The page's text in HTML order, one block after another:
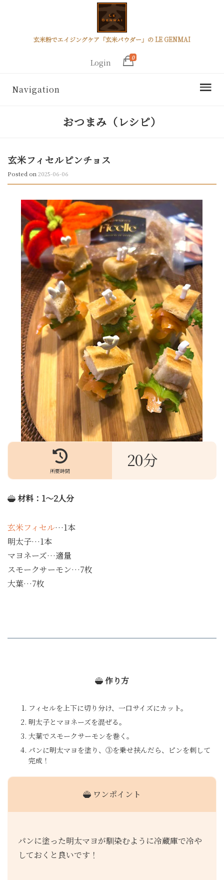
玄米粉でエイジングケア「玄米パウダー」の LE GENMAI
Login
0
Navigation
おつまみ（レシピ）
玄米フィセルピンチョス
Posted on2025-06-06
所要時間
20分
材料 ：1～2人分
玄米フィセル…1本
明太子…1本
マヨネーズ…適量
スモークサーモン…7枚
大葉…7枚
作り方
フィセルを上下に切り分け、一口サイズにカット。
明太子とマヨネーズを混ぜる。
大葉でスモークサーモンを巻く。
パンに明太マヨを塗り、③を乗せ挟んだら、ピンを刺して
完成！
ワンポイント
パンに塗った明太マヨが馴染むように冷蔵庫で冷や
しておくと良いです！